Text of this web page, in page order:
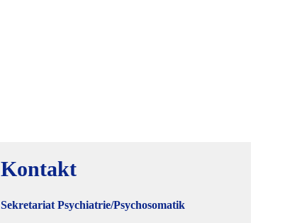
Kontakt
Sekretariat Psychiatrie/Psychosomatik